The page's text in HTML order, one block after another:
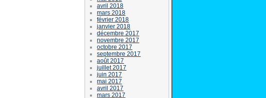
avril 2018
mars 2018
février 2018
janvier 2018
décembre 2017
novembre 2017
octobre 2017
septembre 2017
août 2017
juillet 2017
juin 2017
mai 2017
avril 2017
mars 2017